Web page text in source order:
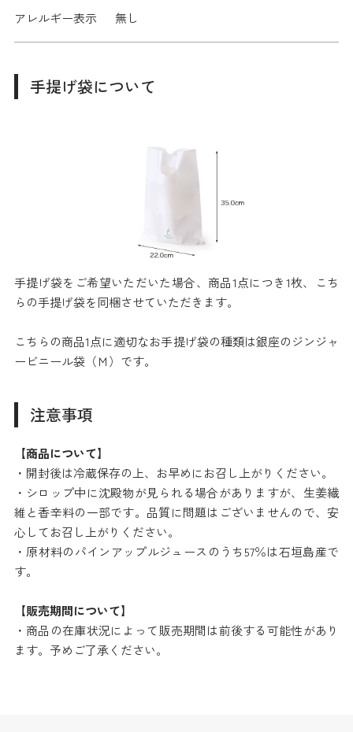
アレルギー表示 無し
手提げ袋について
手提げ袋をご希望いただいた場合、商品1点につき1枚、こち
らの手提げ袋を同梱させていただきます。
こちらの商品1点に適切なお手提げ袋の種類は銀座のジンジャ
ービニール袋（Ｍ）です。
注意事項
【商品について】
・開封後は冷蔵保存の上、お早めにお召し上がりください。
・シロップ中に沈殿物が見られる場合がありますが、生姜繊
維と香辛料の一部です。品質に問題はございませんので、安
心してお召し上がりください。
・原材料のパインアップルジュースのうち57％は石垣島産で
す。
【販売期間について】
・商品の在庫状況によって販売期間は前後する可能性があり
ます。予めご了承ください。